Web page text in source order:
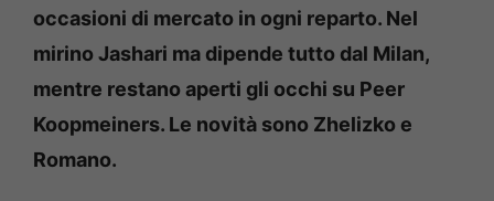
occasioni di mercato in ogni reparto. Nel
mirino Jashari ma dipende tutto dal Milan,
mentre restano aperti gli occhi su Peer
Koopmeiners. Le novità sono Zhelizko e
Romano.